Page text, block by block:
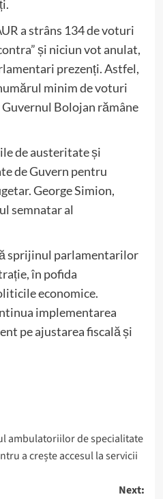
a strâns 134 de voturi
și niciun vot anulat,
prezenți. Astfel,
minim de voturi
Bolojan rămâne
de austeritate și
de Guvern pentru
George Simion,
semnatar al
sprijinul parlamentarilor
în pofida
economice.
implementarea
pe ajustarea fiscală și
ambulatoriilor de specialitate
a crește accesul la servicii
Next: